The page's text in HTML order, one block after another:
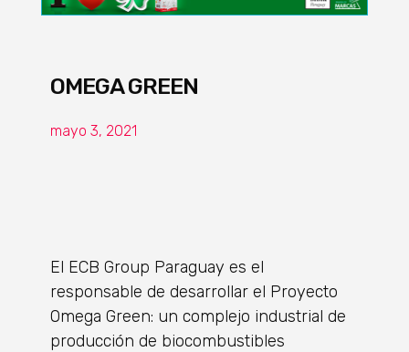
OMEGA GREEN
mayo 3, 2021
El ECB Group Paraguay es el
responsable de desarrollar el Proyecto
Omega Green: un complejo industrial de
producción de biocombustibles